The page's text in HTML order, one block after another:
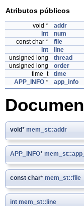
Atributos públicos
void *
addr
int
num
const char *
file
int
line
unsigned long
thread
unsigned long
order
time_t
time
APP_INFO * app_info
void* mem_st::addr
APP_INFO*
const char* mem_st::file
int mem_st::line